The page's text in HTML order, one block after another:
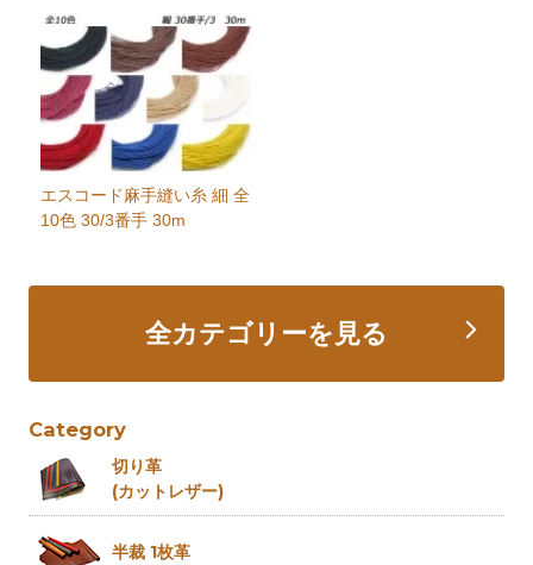
エスコード麻手縫い糸 細 全
10色 30/3番手 30m
全カテゴリーを見る
Category
切り革
(カットレザー)
半裁 1枚革